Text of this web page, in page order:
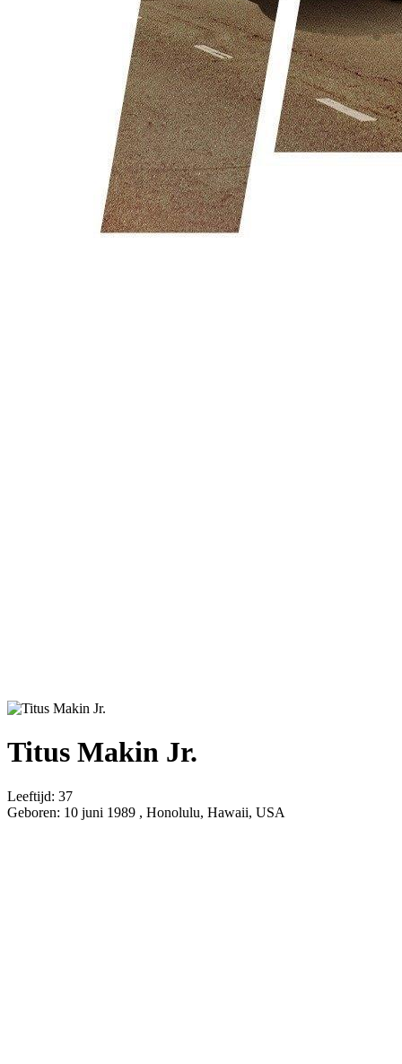
Titus Makin Jr.
Leeftijd: 37
Geboren: 10 juni 1989 , Honolulu, Hawaii, USA